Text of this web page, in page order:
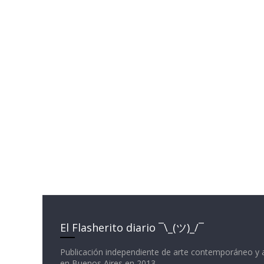
El Flasherito diario ¯\_(ツ)_/¯
Publicación independiente de arte contemporáneo y